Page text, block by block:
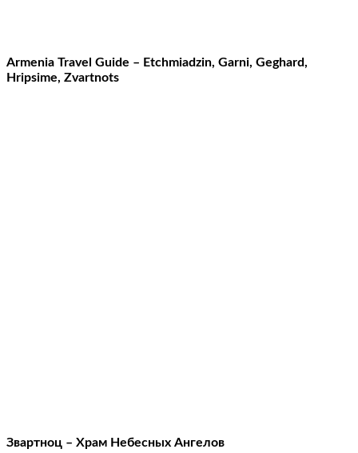
Armenia Travel Guide – Etchmiadzin, Garni, Geghard,
Hripsime, Zvartnots
Звартноц – Храм Небесных Ангелов